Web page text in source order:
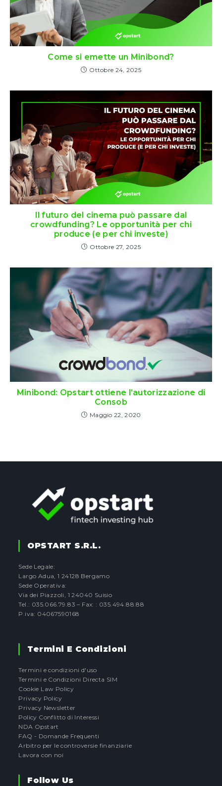
Come si emette un Minibond?
Ottobre 24, 2025
Il futuro del cinema può passare dal
crowdfunding? Le opportunità per chi
produce (e per chi investe)
Ottobre 27, 2025
Minibond: Opstart ottiene l’autorizzazione di
Consob
Maggio 22, 2020
OPSTART S.r.l.
Sede Legale:
Largo Adua, 1 24128 Bergamo
Sede Operativa:
Via dei Piazzoli, 1 24040 Suisio
Tel.: 035.066.79.83 – Fax: : 035.494.88.88
P.iva: 04067590168
Termini E Condizioni
Termini e condizioni d'uso
Termini e Condizioni Directa SIM
Cookie Law Policy
Privacy Policy
Privacy Newsletter
Policy Conflitto di Interessi
NDA Opstart
FAQ - Domande Frequenti
Arbitro per le controversie finanziarie
Lavora con noi
Follow Us